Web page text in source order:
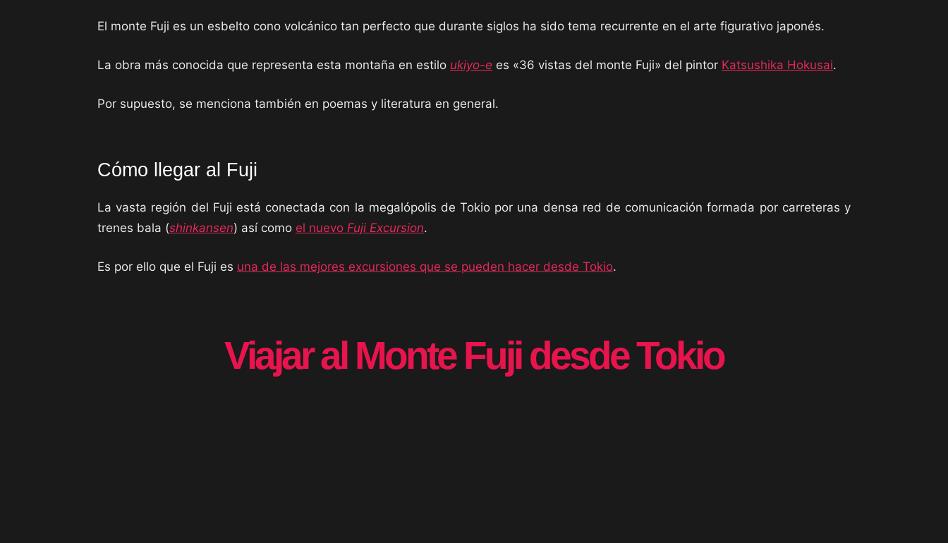
El monte Fuji es un esbelto cono volcánico tan perfecto que durante siglos ha sido tema recurrente en el arte figurativo japonés.
La obra más conocida que representa esta montaña en estilo ukiyo-e es «36 vistas del monte Fuji» del pintor Katsushika Hokusai.
Por supuesto, se menciona también en poemas y literatura en general.
Cómo llegar al Fuji
La vasta región del Fuji está conectada con la megalópolis de Tokio por una densa red de comunicación formada por carreteras y
trenes bala (shinkansen) así como el nuevo Fuji Excursion.
Es por ello que el Fuji es una de las mejores excursiones que se pueden hacer desde Tokio.
Viajar al Monte Fuji desde Tokio